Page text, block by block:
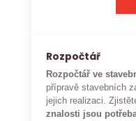
Rozpočtář
Rozpočtář ve
přípravě stavebních
jejich realizaci.
znalosti jsou